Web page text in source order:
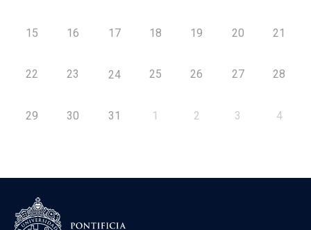
15 16 17 18 19 20 21
22 23 24 25 26 27 28
29 30 31 1 2 3 4